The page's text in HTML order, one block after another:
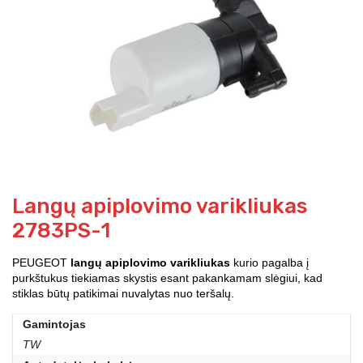
Langų apiplovimo varikliukas
2783PS-1
PEUGEOT langų apiplovimo varikliukas kurio pagalba į
purkštukus tiekiamas skystis esant pakankamam slėgiui, kad
stiklas būtų patikimai nuvalytas nuo teršalų.
Gamintojas
TW